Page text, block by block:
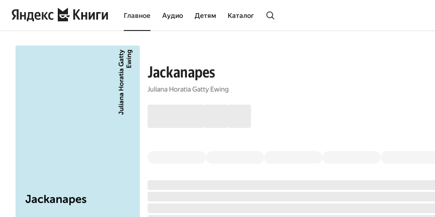
Главное Аудио Детям Каталог
Jackanapes
Juliana Horatia Gatty Ewing